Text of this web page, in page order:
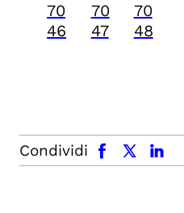
70
46
70
47
70
48
Condividi
facebook x.com linkedin